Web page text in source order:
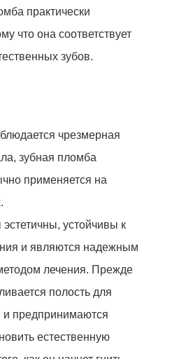
практически
что она соответствует
зубов.
чрезмерная
зубная пломба
применяется на
устойчивы к
и являются надежным
лечения. Прежде
полость для
предпринимаются
естественную